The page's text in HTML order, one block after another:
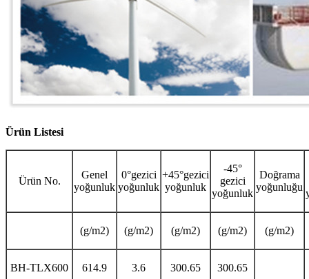
Ürün Listesi
Ürün No.
Genel
yoğunluk
0°gezici
yoğunluk
+45°gezici
yoğunluk
-45°
gezici
yoğunluk
Doğrama
yoğunluğu
(g/m2) (g/m2) (g/m2) (g/m2) (g/m2)
BH-TLX600 614.9 3.6 300.65 300.65